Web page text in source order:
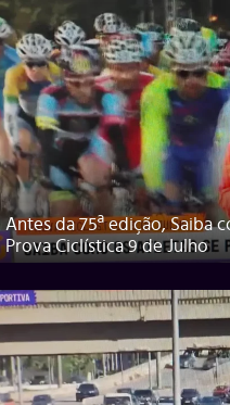
Antes da 75ª edição, Saiba
Prova Ciclística 9 de Julho